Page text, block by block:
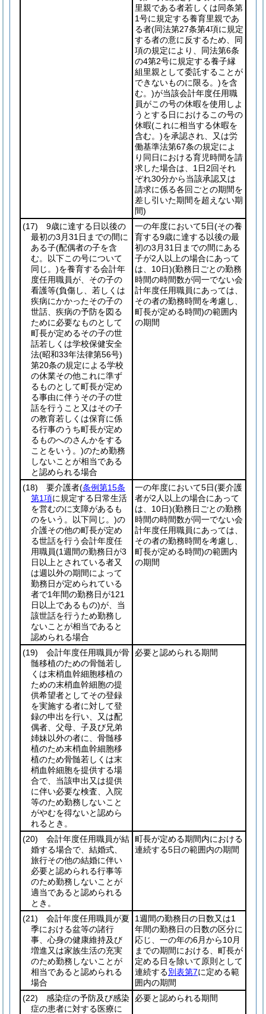
里親である者若しくは同条第
1号に規定する養育里親であ
る者(同法第27条第4項に規定
する者の意に反するため、同
項の規定により、同法第6条
の4第2号に規定する養子縁
組里親として委託することが
できないものに限る。)を含
む。)が当該会計年度任用職
員がこの号の休暇を使用しよ
うとする日におけるこの号の
休暇(これに相当する休暇を
含む。)を承認され、又は労
働基準法第67条の規定によ
り同日における育児時間を請
求した場合は、1日2回それ
ぞれ30分から当該承認又は
請求に係る各回ごとの期間を
差し引いた期間を超えない期
間)
(17) 9歳に達する日以後の
最初の3月31日までの間に
ある子(配偶者の子を含
む。以下この号について
同じ。)を養育する会計年
度任用職員が、その子の
看護等(負傷し、若しくは
疾病にかかったその子の
世話、疾病の予防を図る
ために必要なものとして
町長が定めるその子の世
話若しくは学校保健安全
法(昭和33年法律第56号)
第20条の規定による学校
の休業その他これに準ず
るものとして町長が定め
る事由に伴うその子の世
話を行うこと又はその子
の教育若しくは保育に係
る行事のうち町長が定め
るものへのさんかをする
ことをいう。)のため勤務
しないことが相当である
と認められる場合
一の年度において5日(その養
育する9歳に達する以後の最
初の3月31日までの間にある
子が2人以上の場合にあって
は、10日)(勤務日ごとの勤務
時間の時間数が同一でない会
計年度任用職員にあっては、
その者の勤務時間を考慮し、
町長が定める時間)の範囲内
の期間
(18) 要介護者(条例第15条
第1項に規定する日常生活
を営むのに支障があるも
のをいう。以下同じ。)の
介護その他の町長が定め
る世話を行う会計年度任
用職員(1週間の勤務日が3
日以上とされている者又
は週以外の期間によって
勤務日が定められている
者で1年間の勤務日が121
日以上であるもの)が、当
該世話を行うため勤務し
ないことが相当であると
認められる場合
一の年度において5日(要介護
者が2人以上の場合にあって
は、10日)(勤務日ごとの勤務
時間の時間数が同一でない会
計年度任用職員にあっては、
その者の勤務時間を考慮し、
町長が定める時間)の範囲内
の期間
(19) 会計年度任用職員が骨
髄移植のための骨髄若し
くは末梢血幹細胞移植の
ための末梢血幹細胞の提
供希望者としてその登録
を実施する者に対して登
録の申出を行い、又は配
偶者、父母、子及び兄弟
姉妹以外の者に、骨髄移
植のため末梢血幹細胞移
植のため骨髄若しくは末
梢血幹細胞を提供する場
合で、当該申出又は提供
に伴い必要な検査、入院
等のため勤務しないこと
がやむを得ないと認めら
れるとき。
必要と認められる期間
(20) 会計年度任用職員が結
婚する場合で、結婚式、
旅行その他の結婚に伴い
必要と認められる行事等
のため勤務しないことが
適当であると認められる
とき。
町長が定める期間内における
連続する5日の範囲内の期間
(21) 会計年度任用職員が夏
季における盆等の諸行
事、心身の健康維持及び
増進又は家族生活の充実
のため勤務しないことが
相当であると認められる
場合
1週間の勤務日の日数又は1
年間の勤務日の日数の区分に
応じ、一の年の6月から10月
までの期間における、町長が
定める日を除いて原則として
連続する別表第7に定める範
囲内の期間
(22) 感染症の予防及び感染
症の患者に対する医療に
必要と認められる期間